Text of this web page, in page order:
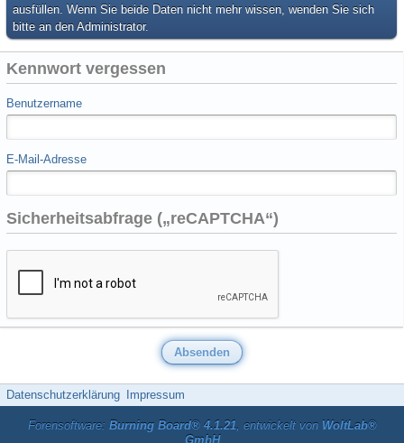
ausfüllen. Wenn Sie beide Daten nicht mehr wissen, wenden Sie sich
bitte an den Administrator.
Kennwort vergessen
Benutzername
E-Mail-Adresse
Sicherheitsabfrage („reCAPTCHA“)
Datenschutzerklärung Impressum
Forensoftware: Burning Board® 4.1.21, entwickelt von WoltLab®
GmbH